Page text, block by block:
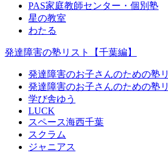
PAS家庭教師センター・個別塾
星の教室
わたる
発達障害の塾リスト【千葉編】
発達障害のお子さんのための塾
発達障害のお子さんのための塾
学び舎ゆう
LUCK
スペース海西千葉
スクラム
ジャニアス